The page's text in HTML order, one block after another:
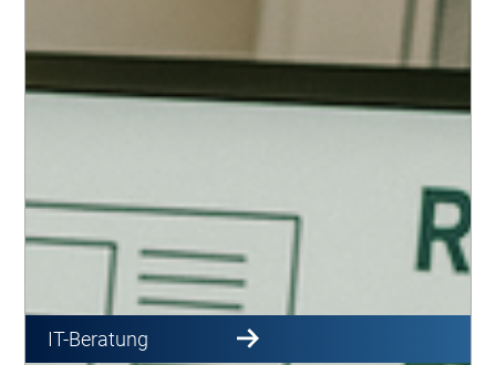
IT-Beratung